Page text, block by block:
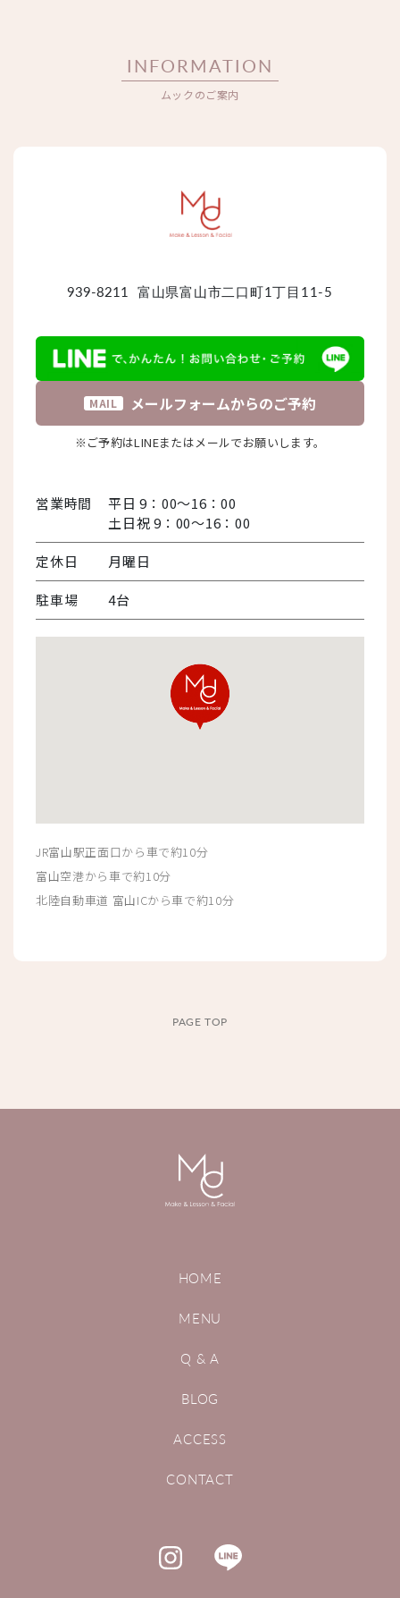
INFORMATION
ムックのご案内
939-8211 富山県富山市二口町1丁目11-5
MAIL メールフォームからのご予約
※ご予約はLINEまたはメールでお願いします。
営業時間
平日 9：00～16：00
土日祝 9：00～16：00
定休日 月曜日
駐車場 4台
JR富山駅正面口から車で約10分
富山空港から車で約10分
北陸自動車道 富山ICから車で約10分
PAGE TOP
HOME
MENU
Q & A
BLOG
ACCESS
CONTACT